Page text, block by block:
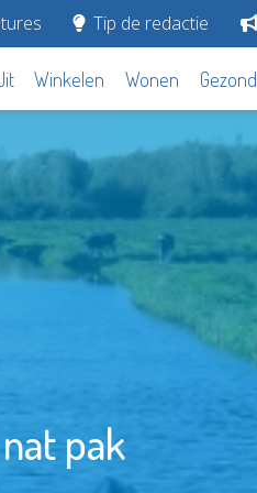
Tip de redactie
Winkelen Wonen Gezond
pak